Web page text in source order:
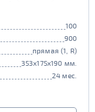
100
900
прямая (1, R)
353x175x190 мм.
24 мес.